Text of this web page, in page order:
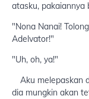
atasku, pakaiannya
"Nona Nanai!
Adelvator!"
"Uh, oh, ya!"
Aku melepaskan
dia mungkin akan